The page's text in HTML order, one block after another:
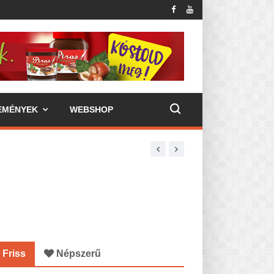
WEBSHOP
Friss Népszerű